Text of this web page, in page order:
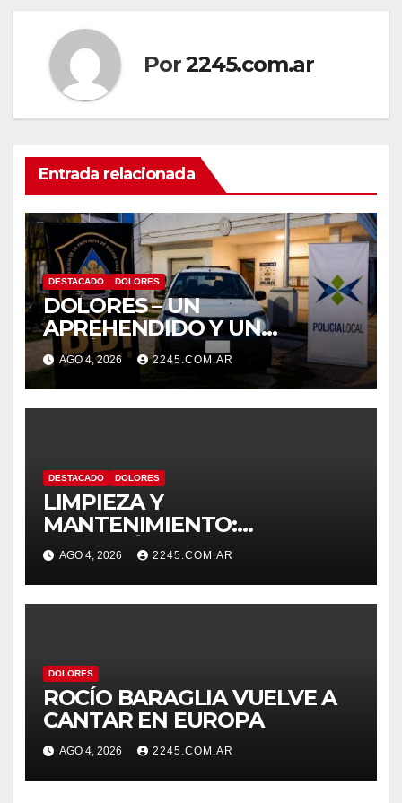
Por2245.com.ar
Entrada relacionada
DESTACADO DOLORES
DOLORES – UN
APREHENDIDO Y UN
VEHÍCULO SECUESTRADO
TRAS DISPAROS Y AMENAZAS
AGO 4, 2026 2245.COM.AR
DESTACADO DOLORES
LIMPIEZA Y
MANTENIMIENTO:
CONTINÚAN LOS TRABAJOS
DE ZANJEO EN DISTINTOS
SECTORES DE LA CIUDAD
AGO 4, 2026 2245.COM.AR
DOLORES
ROCÍO BARAGLIA VUELVE A
CANTAR EN EUROPA
AGO 4, 2026 2245.COM.AR